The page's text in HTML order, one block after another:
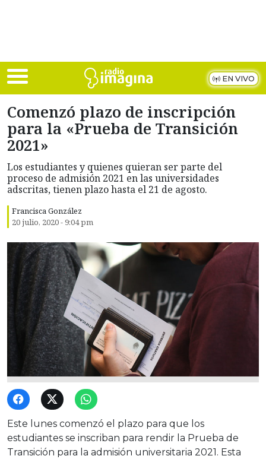
EN VIVO
Comenzó plazo de inscripción
para la «Prueba de Transición
2021»
Los estudiantes y quienes quieran ser parte del
proceso de admisión 2021 en las universidades
adscritas, tienen plazo hasta el 21 de agosto.
Francisca González
20 julio, 2020 - 9:04 pm
Este lunes comenzó el plazo para que los
estudiantes se inscriban para rendir la Prueba de
Transición para la admisión universitaria 2021. Esta